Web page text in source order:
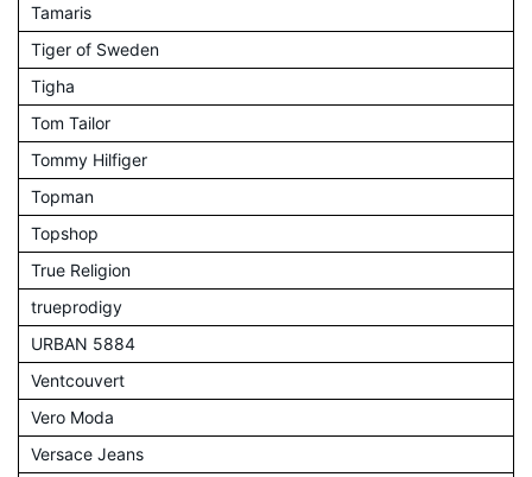
Tamaris
Tiger of Sweden
Tigha
Tom Tailor
Tommy Hilfiger
Topman
Topshop
True Religion
trueprodigy
URBAN 5884
Ventcouvert
Vero Moda
Versace Jeans